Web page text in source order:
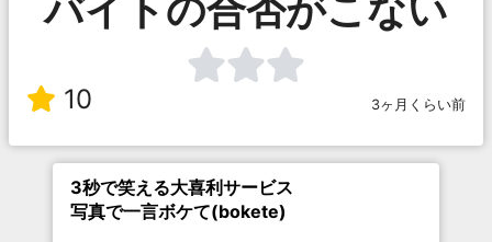
バイトの合否がこない
10 3ヶ月くらい前
3秒で笑える大喜利サービス
写真で一言ボケて(bokete)